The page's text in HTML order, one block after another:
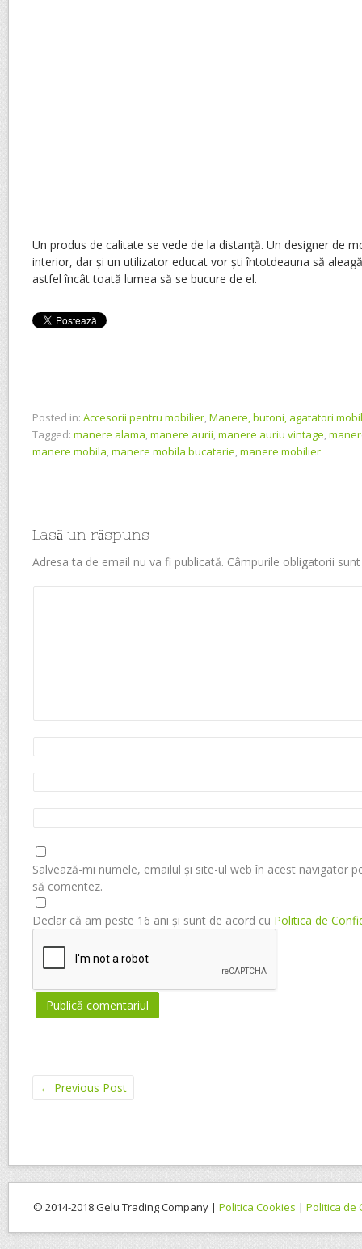
Un produs de calitate se vede de la distanță. Un designer de
interior, dar și un utilizator educat vor ști întotdeauna să
astfel încât toată lumea să se bucure de el.
Posted in: Accesorii pentru mobilier,Manere, butoni, agatatori
Tagged: manere alama,manere aurii,manere auriu vintage,
manere mobila,manere mobila bucatarie,manere mobilier
Lasă un răspuns
Adresa ta de email nu va fi publicată. Câmpurile obligatorii
Salvează-mi numele, emailul și site-ul web în acest navigator
să comentez.
Declar că am peste 16 ani și sunt de acord cu Politica de
← Previous Post
© 2014-2018 Gelu Trading Company | Politica Cookies | Politica de